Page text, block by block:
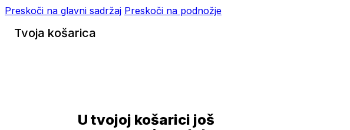
Preskoči na glavni sadržaj Preskoči na podnožje
Tvoja košarica
U tvojoj košarici još